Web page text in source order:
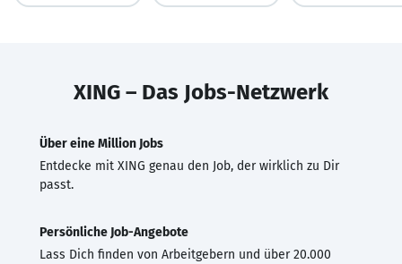
XING – Das Jobs-Netzwerk
Über eine Million Jobs
Entdecke mit XING genau den Job, der wirklich zu Dir
passt.
Persönliche Job-Angebote
Lass Dich finden von Arbeitgebern und über 20.000